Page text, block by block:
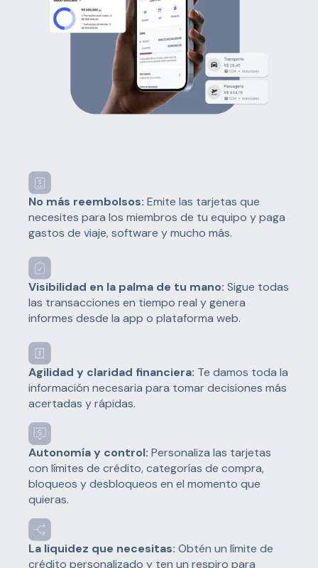
No más reembolsos: Emite las tarjetas que
necesites para los miembros de tu equipo y paga
gastos de viaje, software y mucho más.
Visibilidad en la palma de tu mano: Sigue todas
las transacciones en tiempo real y genera
informes desde la app o plataforma web.
Agilidad y claridad financiera: Te damos toda la
información necesaria para tomar decisiones más
acertadas y rápidas.
Autonomía y control: Personaliza las tarjetas
con límites de crédito, categorías de compra,
bloqueos y desbloqueos en el momento que
quieras.
La liquidez que necesitas: Obtén un límite de
crédito personalizado y ten un respiro para